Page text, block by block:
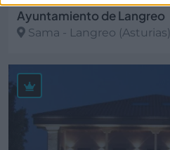
Ayuntamiento de Langreo
Sama - Langreo (Asturias)
Ver más